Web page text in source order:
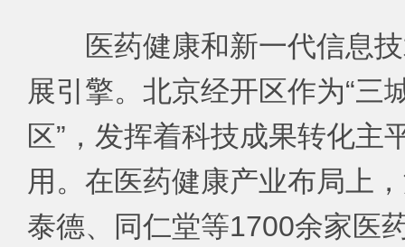
医药健康和新一代信息
展引擎。北京经开区作为“三
区”，发挥着科技成果转化主
用。在医药健康产业布局上
泰德、同仁堂等1700余家医